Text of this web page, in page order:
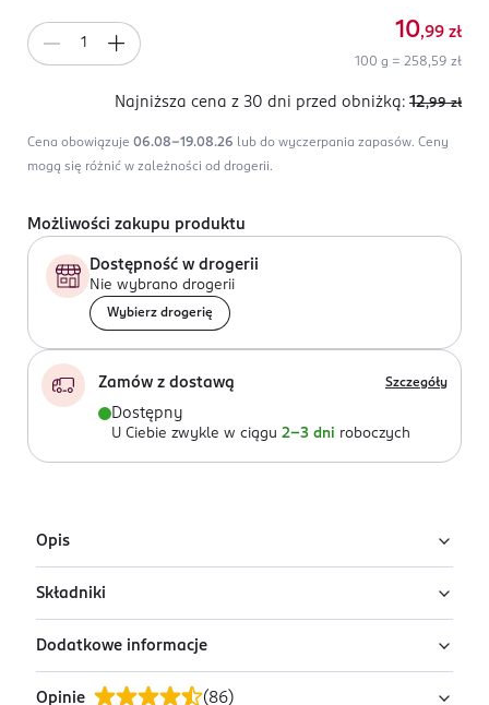
10,99 zł
100 g = 258,59 zł
Najniższa cena z 30 dni przed obniżką: 12,99 zł
Cena obowiązuje 06.08-19.08.26 lub do wyczerpania zapasów. Ceny
mogą się różnić w zależności od drogerii.
Możliwości zakupu produktu
Dostępność w drogerii
Nie wybrano drogerii
Wybierz drogerię
Zamów z dostawą Szczegóły
Dostępny
U Ciebie zwykle w ciągu 2-3 dni roboczych
Opis
Carmex - nawilżający balsam do ust:
szybka ulga
regeneracja i ochrona
długotrwały rezultat
Składniki
Ingredients: : PETROLATUM, LANOLIN, CERA ALBA, CETYL
ESTERS, THEOBROMA CACAO SEED BUTTER, EUPHORBIA
Dodatkowe informacje
Opinie (86)